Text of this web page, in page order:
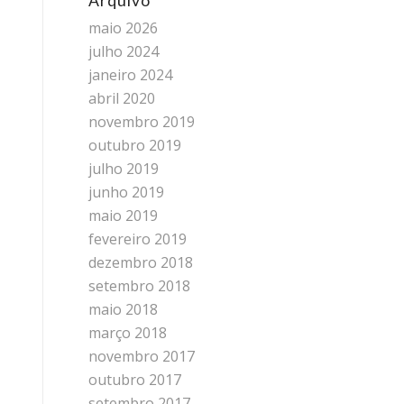
maio 2026
julho 2024
janeiro 2024
abril 2020
novembro 2019
outubro 2019
julho 2019
junho 2019
maio 2019
fevereiro 2019
dezembro 2018
setembro 2018
maio 2018
março 2018
novembro 2017
outubro 2017